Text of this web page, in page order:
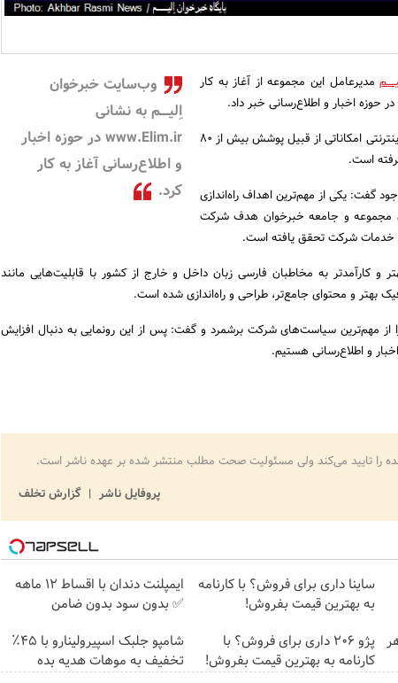
وب‌سایت خبرخوان
اِلیـــــم به نشانی
www.Elim.ir در حوزه اخبار
و اطلاع‌رسانی آغاز به کار
کرد.
مدیرعامل این مجموعه از آغاز به کار
محمدرضا المعی گفت: در این پایگاه اینترنتی امکاناتی از قبیل پوشش بیش از 80
است.
گفت: یکی از مهم‌ترین اهداف راه‌اندازی
مجموعه و جامعه خبرخوان هدف شرکت
خدمات شرکت تحقق یافته است.
و کارآمدتر به مخاطبان فارسی زبان داخل و خارج از کشور با قابلیت‌هایی مانند
بهتر و محتوای جامع‌تر، طراحی و راه‌اندازی شد‌ه است.
از مهم‌ترین سیاست‌های شرکت برشمرد و گفت: پس از این رونمایی به دنبال افزایش
و اطلاع‌رسانی هستیم.
را تایید می‌کند ولی مسئولیت صحت مطلب منتشر شده بر عهده ناشر است.
پروفایل ناشر
گزارش تخلف
ساینا داری برای فروش؟ با کارنامه
به بهترین قیمت بفروش!
ایمپلنت دندان با اقساط 12 ماهه
✅ بدون سود بدون ضامن
و هر
پژو 206 داری برای فروش؟ با
کارنامه به بهترین قیمت بفروش!
شامپو جلبک اسپیرولینارو با ۴۵٪
تخفیف به موهات هدیه بده